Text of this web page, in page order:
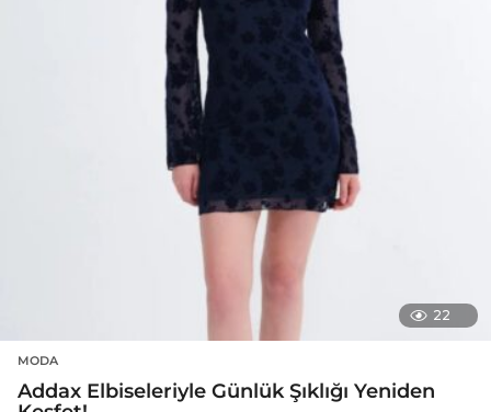
22
MODA
Addax Elbiseleriyle Günlük Şıklığı Yeniden